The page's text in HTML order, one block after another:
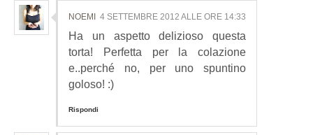
NOEMI 4 SETTEMBRE 2012 ALLE ORE 14:33
Ha un aspetto delizioso questa
torta! Perfetta per la colazione
e..perché no, per uno spuntino
goloso! :)
Rispondi